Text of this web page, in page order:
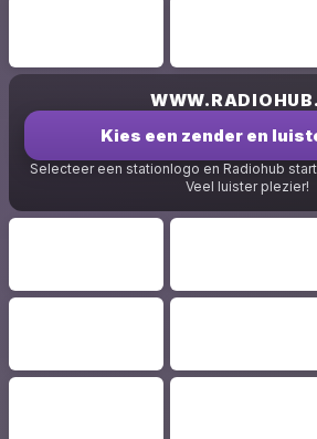
Kies een zender en
Selecteer een stationlogo en Radiohub
Veel luister plezier!